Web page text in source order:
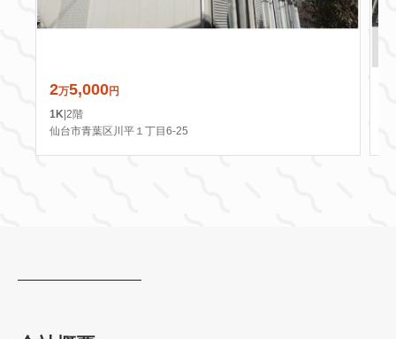
2万5,000円
1K |2階
仙台市青葉区川平１丁目6-25